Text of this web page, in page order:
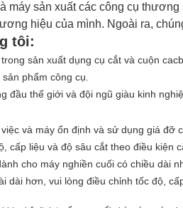
máy sản xuất các công cụ thương
hiệu của mình. Ngoài ra,
tôi:
sản xuất dụng cụ cắt và cuộn
phẩm công cụ.
đầu thế giới và đội ngũ giàu kinh
và máy ổn định và sử dụng giá đỡ
cấp liệu và độ sâu cắt theo điều kiện
cho máy nghiền cuối có chiều dài
dài hơn, vui lòng điều chỉnh tốc độ,